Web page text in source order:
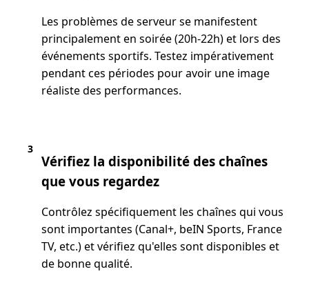
Les problèmes de serveur se manifestent
principalement en soirée (20h-22h) et lors des
événements sportifs. Testez impérativement
pendant ces périodes pour avoir une image
réaliste des performances.
3
Vérifiez la disponibilité des chaînes
que vous regardez
Contrôlez spécifiquement les chaînes qui vous
sont importantes (Canal+, beIN Sports, France
TV, etc.) et vérifiez qu'elles sont disponibles et
de bonne qualité.